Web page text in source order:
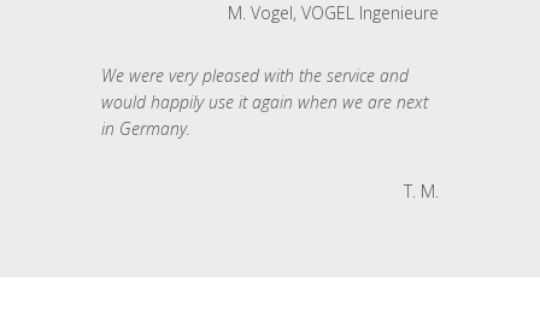
M. Vogel, VOGEL Ingenieure
We were very pleased with the service and
would happily use it again when we are next
in Germany.
T. M.